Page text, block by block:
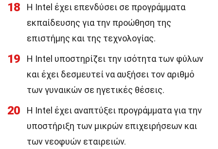
18
Η Intel έχει επενδύσει σε προγράμματα
εκπαίδευσης για την προώθηση της
επιστήμης και της τεχνολογίας.
19
Η Intel υποστηρίζει την ισότητα των φύλων
και έχει δεσμευτεί να αυξήσει τον αριθμό
των γυναικών σε ηγετικές θέσεις.
20
Η Intel έχει αναπτύξει προγράμματα για την
υποστήριξη των μικρών επιχειρήσεων και
των νεοφυών εταιρειών.